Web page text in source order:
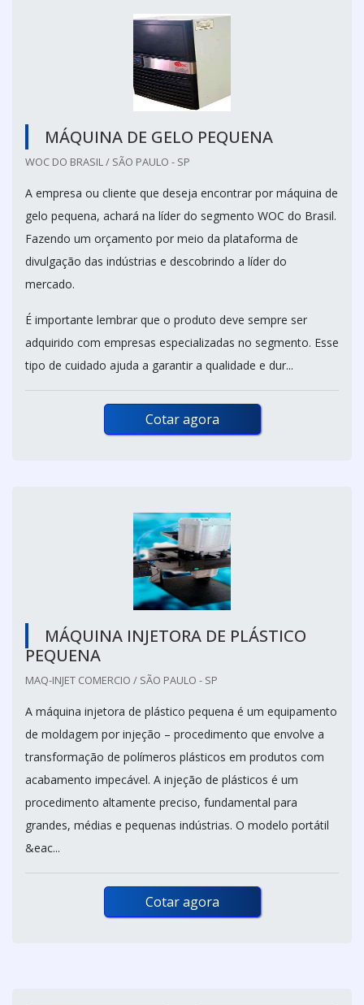
MÁQUINA DE GELO PEQUENA
WOC DO BRASIL / SÃO PAULO - SP
A empresa ou cliente que deseja encontrar por máquina de
gelo pequena, achará na líder do segmento WOC do Brasil.
Fazendo um orçamento por meio da plataforma de
divulgação das indústrias e descobrindo a líder do
mercado.
É importante lembrar que o produto deve sempre ser
adquirido com empresas especializadas no segmento. Esse
tipo de cuidado ajuda a garantir a qualidade e dur...
Cotar agora
MÁQUINA INJETORA DE PLÁSTICO
PEQUENA
MAQ-INJET COMERCIO / SÃO PAULO - SP
A máquina injetora de plástico pequena é um equipamento
de moldagem por injeção – procedimento que envolve a
transformação de polímeros plásticos em produtos com
acabamento impecável. A injeção de plásticos é um
procedimento altamente preciso, fundamental para
grandes, médias e pequenas indústrias. O modelo portátil
&eac...
Cotar agora